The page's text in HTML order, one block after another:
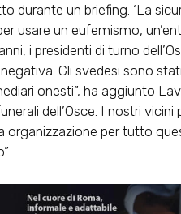
durante un briefing. ‘La
usare un eufemismo,
i presidenti di turno
Gli svedesi sono
onesti”, ha aggiunto
dell’Osce. I nostri
per tutto